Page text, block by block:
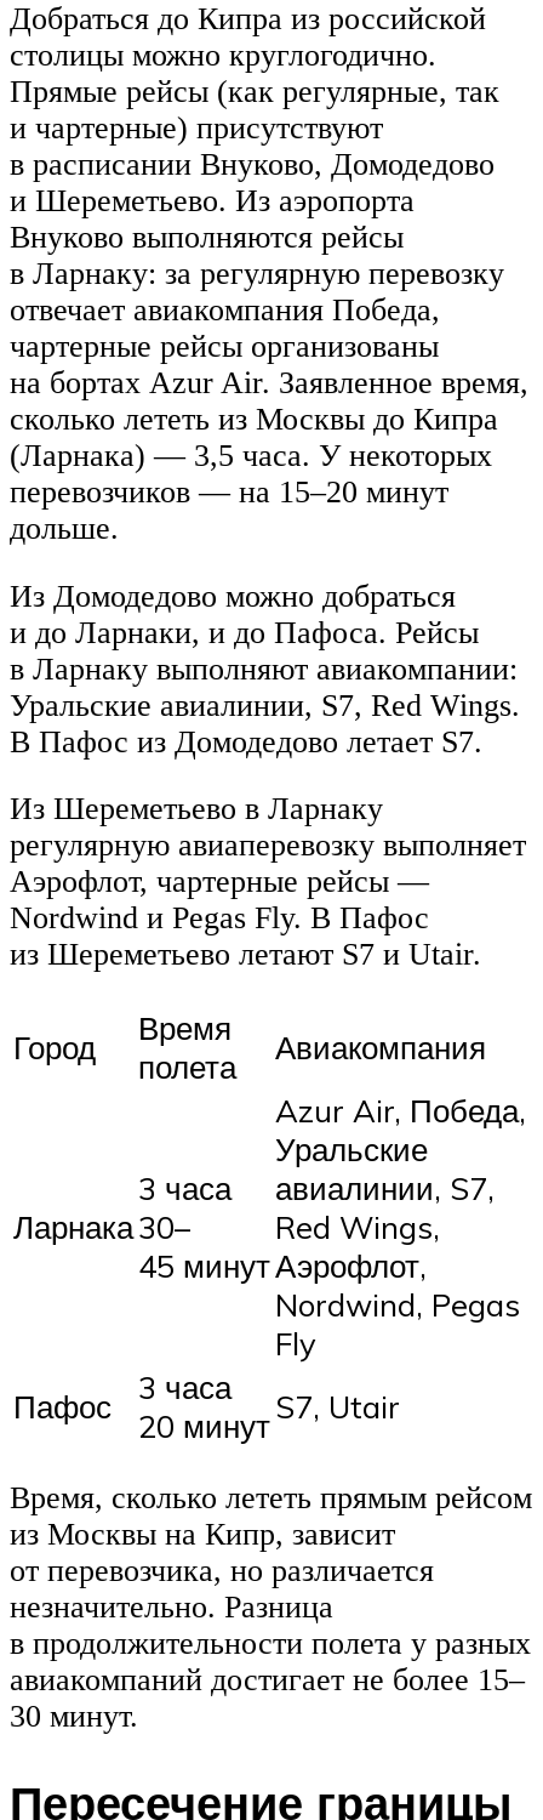
Добраться до Кипра из российской
столицы можно круглогодично.
Прямые рейсы (как регулярные, так
и чартерные) присутствуют
в расписании Внуково, Домодедово
и Шереметьево. Из аэропорта
Внуково выполняются рейсы
в Ларнаку: за регулярную перевозку
отвечает авиакомпания Победа,
чартерные рейсы организованы
на бортах Azur Air. Заявленное время,
сколько лететь из Москвы до Кипра
(Ларнака) — 3,5 часа. У некоторых
перевозчиков — на 15–20 минут
дольше.
Из Домодедово можно добраться
и до Ларнаки, и до Пафоса. Рейсы
в Ларнаку выполняют авиакомпании:
Уральские авиалинии, S7, Red Wings.
В Пафос из Домодедово летает S7.
Из Шереметьево в Ларнаку
регулярную авиаперевозку выполняет
Аэрофлот, чартерные рейсы —
Nordwind и Pegas Fly. В Пафос
из Шереметьево летают S7 и Utair.
Город
Время
полета
Авиакомпания
Ларнака
3 часа
30–
45 минут
Azur Air, Победа,
Уральские
авиалинии, S7,
Red Wings,
Аэрофлот,
Nordwind, Pegas
Fly
Пафос
3 часа
20 минутS7, Utair
Время, сколько лететь прямым рейсом
из Москвы на Кипр, зависит
от перевозчика, но различается
незначительно. Разница
в продолжительности полета у разных
авиакомпаний достигает не более 15–
30 минут.
Пересечение границы